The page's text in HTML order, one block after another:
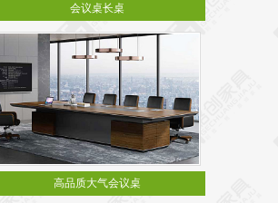
会议桌长桌
高品质大气会议桌